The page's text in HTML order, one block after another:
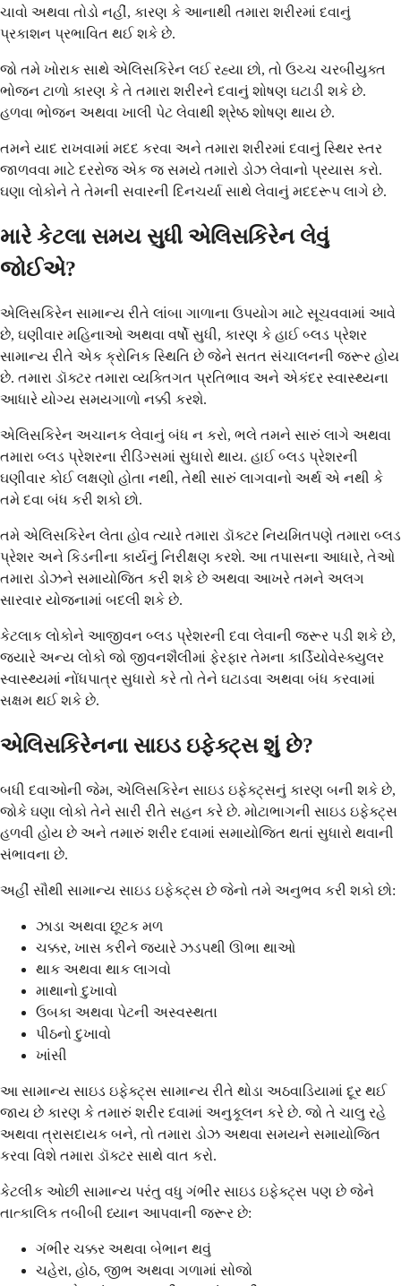
ચાવો અથવા તોડો નહીં, કારણ કે આનાથી તમારા શરીરમાં દવાનું
પ્રકાશન પ્રભાવિત થઈ શકે છે.
જો તમે ખોરાક સાથે એલિસકિરેન લઈ રહ્યા છો, તો ઉચ્ચ ચરબીયુક્ત
ભોજન ટાળો કારણ કે તે તમારા શરીરને દવાનું શોષણ ઘટાડી શકે છે.
હળવા ભોજન અથવા ખાલી પેટ લેવાથી શ્રેષ્ઠ શોષણ થાય છે.
તમને યાદ રાખવામાં મદદ કરવા અને તમારા શરીરમાં દવાનું સ્થિર સ્તર
જાળવવા માટે દરરોજ એક જ સમયે તમારો ડોઝ લેવાનો પ્રયાસ કરો.
ઘણા લોકોને તે તેમની સવારની દિનચર્યા સાથે લેવાનું મદદરૂપ લાગે છે.
મારે કેટલા સમય સુધી એલિસકિરેન લેવું
જોઈએ?
એલિસકિરેન સામાન્ય રીતે લાંબા ગાળાના ઉપયોગ માટે સૂચવવામાં આવે
છે, ઘણીવાર મહિનાઓ અથવા વર્ષો સુધી, કારણ કે હાઈ બ્લડ પ્રેશર
સામાન્ય રીતે એક ક્રોનિક સ્થિતિ છે જેને સતત સંચાલનની જરૂર હોય
છે. તમારા ડૉક્ટર તમારા વ્યક્તિગત પ્રતિભાવ અને એકંદર સ્વાસ્થ્યના
આધારે યોગ્ય સમયગાળો નક્કી કરશે.
એલિસકિરેન અચાનક લેવાનું બંધ ન કરો, ભલે તમને સારું લાગે અથવા
તમારા બ્લડ પ્રેશરના રીડિંગ્સમાં સુધારો થાય. હાઈ બ્લડ પ્રેશરની
ઘણીવાર કોઈ લક્ષણો હોતા નથી, તેથી સારું લાગવાનો અર્થ એ નથી કે
તમે દવા બંધ કરી શકો છો.
તમે એલિસકિરેન લેતા હોવ ત્યારે તમારા ડૉક્ટર નિયમિતપણે તમારા બ્લડ
પ્રેશર અને કિડનીના કાર્યનું નિરીક્ષણ કરશે. આ તપાસના આધારે, તેઓ
તમારા ડોઝને સમાયોજિત કરી શકે છે અથવા આખરે તમને અલગ
સારવાર યોજનામાં બદલી શકે છે.
કેટલાક લોકોને આજીવન બ્લડ પ્રેશરની દવા લેવાની જરૂર પડી શકે છે,
જ્યારે અન્ય લોકો જો જીવનશૈલીમાં ફેરફાર તેમના કાર્ડિયોવેસ્ક્યુલર
સ્વાસ્થ્યમાં નોંધપાત્ર સુધારો કરે તો તેને ઘટાડવા અથવા બંધ કરવામાં
સક્ષમ થઈ શકે છે.
એલિસકિરેનના સાઇડ ઇફેક્ટ્સ શું છે?
બધી દવાઓની જેમ, એલિસકિરેન સાઇડ ઇફેક્ટ્સનું કારણ બની શકે છે,
જોકે ઘણા લોકો તેને સારી રીતે સહન કરે છે. મોટાભાગની સાઇડ ઇફેક્ટ્સ
હળવી હોય છે અને તમારું શરીર દવામાં સમાયોજિત થતાં સુધારો થવાની
સંભાવના છે.
અહીં સૌથી સામાન્ય સાઇડ ઇફેક્ટ્સ છે જેનો તમે અનુભવ કરી શકો છો:
ઝાડા અથવા છૂટક મળ
ચક્કર, ખાસ કરીને જ્યારે ઝડપથી ઊભા થાઓ
થાક અથવા થાક લાગવો
માથાનો દુખાવો
ઉબકા અથવા પેટની અસ્વસ્થતા
પીઠનો દુખાવો
ખાંસી
આ સામાન્ય સાઇડ ઇફેક્ટ્સ સામાન્ય રીતે થોડા અઠવાડિયામાં દૂર થઈ
જાય છે કારણ કે તમારું શરીર દવામાં અનુકૂલન કરે છે. જો તે ચાલુ રહે
અથવા ત્રાસદાયક બને, તો તમારા ડોઝ અથવા સમયને સમાયોજિત
કરવા વિશે તમારા ડૉક્ટર સાથે વાત કરો.
કેટલીક ઓછી સામાન્ય પરંતુ વધુ ગંભીર સાઇડ ઇફેક્ટ્સ પણ છે જેને
તાત્કાલિક તબીબી ધ્યાન આપવાની જરૂર છે:
ગંભીર ચક્કર અથવા બેભાન થવું
ચહેરા, હોઠ, જીભ અથવા ગળામાં સોજો